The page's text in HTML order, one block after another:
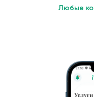
Любые